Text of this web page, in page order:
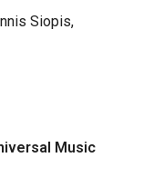
Siopis,
Music